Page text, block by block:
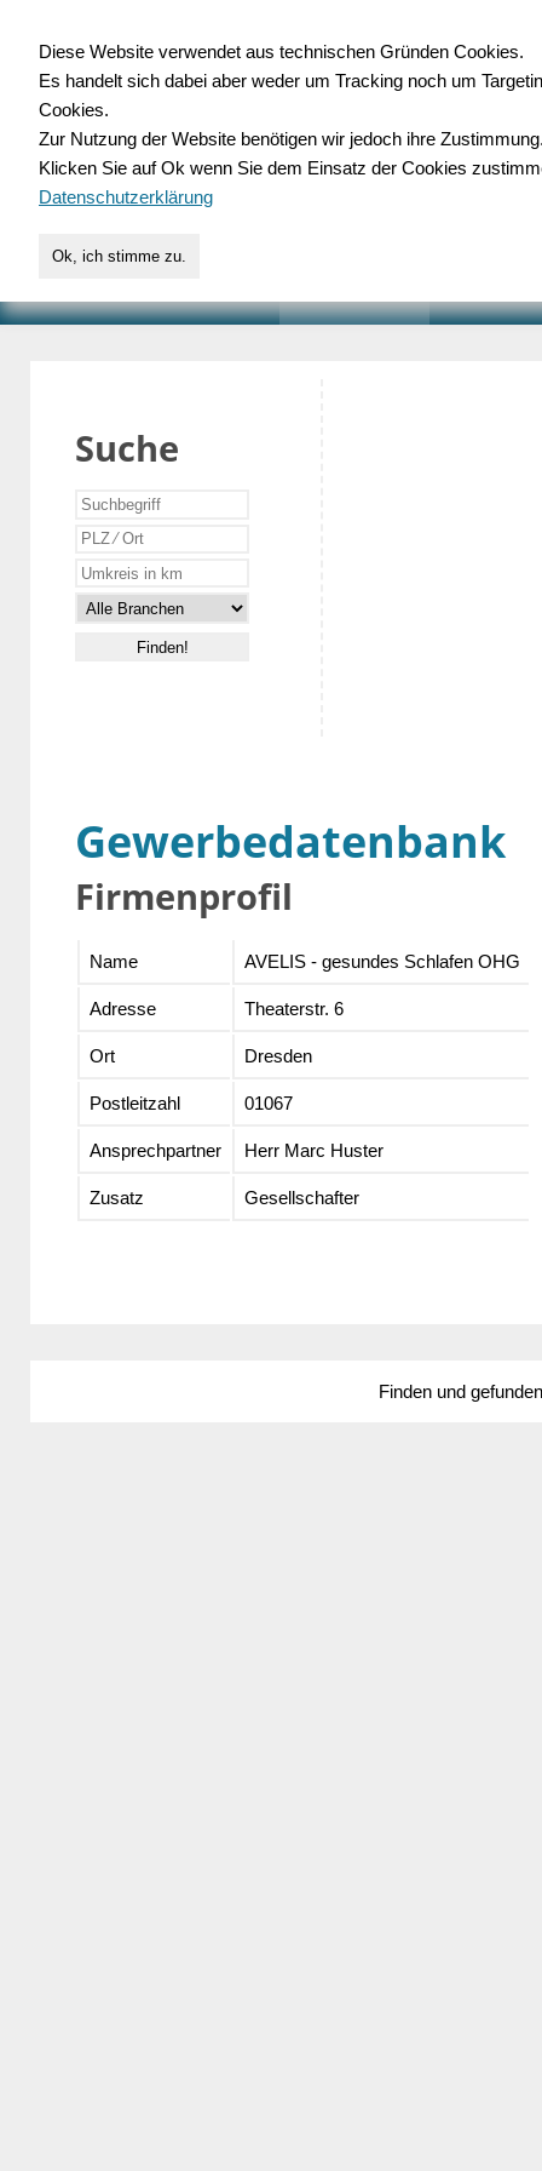
für Handwerk,
Suche
Gewerbedatenbank
Firmenprofil
Name AVELIS - gesundes Schlafen OHG
Adresse Theaterstr. 6
Ort Dresden
Postleitzahl 01067
Ansprechpartner Herr Marc Huster
Zusatz Gesellschafter
Finden und
Diese Website verwendet aus technischen Gründen Cookies.
Es handelt sich dabei aber weder um Tracking noch um
Cookies.
Zur Nutzung der Website benötigen wir jedoch ihre
Klicken Sie auf Ok wenn Sie dem Einsatz der Cookies
Datenschutzerklärung
Ok, ich stimme zu.